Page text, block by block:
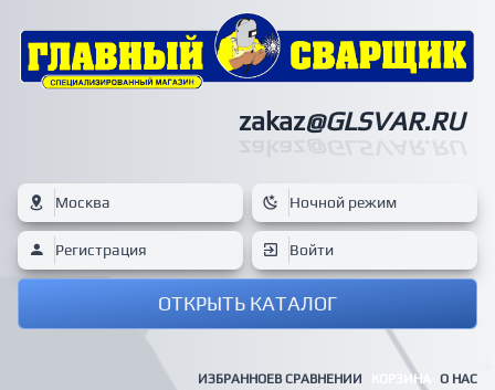
zakaz@GLSVAR.RU
Москва Ночной режим
Регистрация Войти
ОТКРЫТЬ КАТАЛОГ
ИЗБРАННОЕВ СРАВНЕНИИ КОРЗИНА О НАС